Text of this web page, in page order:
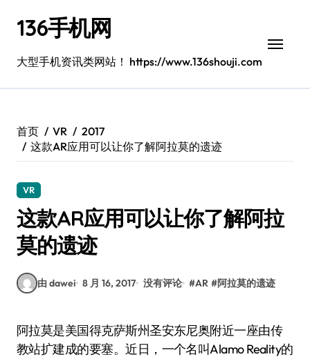
136手机网
大型手机资讯类网站！ https://www.136shouji.com
首页 VR
2017
这款AR应用可以让你了解阿拉莫的遗迹
VR
这款AR应用可以让你了解阿拉
莫的遗迹
由 dawei 8 月 16, 2017 没有评论 #AR #阿拉莫的遗迹
阿拉莫是美国得克萨斯州圣安东尼奥附近一座由传
教站扩建成的要塞。近日，一个名叫Alamo Reality的